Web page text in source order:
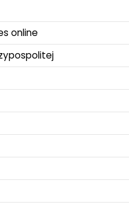
online